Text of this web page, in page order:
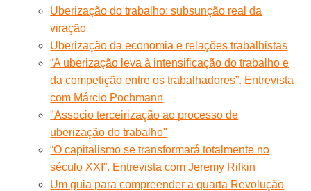
Uberização do trabalho: subsunção real da
viração
Uberização da economia e relações trabalhistas
“A uberização leva à intensificação do trabalho e
da competição entre os trabalhadores”. Entrevista
com Márcio Pochmann
"Associo terceirização ao processo de
uberização do trabalho"
“O capitalismo se transformará totalmente no
século XXI”. Entrevista com Jeremy Rifkin
Um guia para compreender a quarta Revolução